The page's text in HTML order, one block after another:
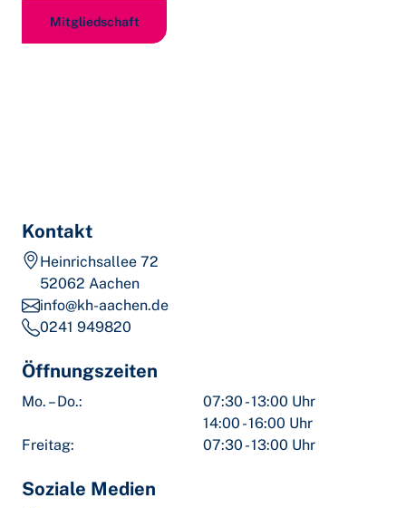
Mitgliedschaft
Kontakt
Heinrichsallee 72
52062 Aachen
info@kh-aachen.de
0241 949820
Öffnungszeiten
Mo. – Do.:
07:30 - 13:00 Uhr
14:00 - 16:00 Uhr
Freitag:
07:30 - 13:00 Uhr
Soziale Medien